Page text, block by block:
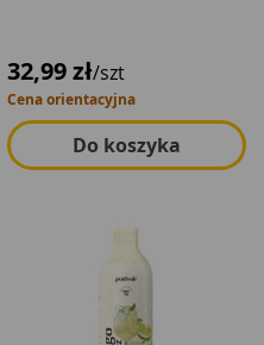
32,99 zł/szt
Cena orientacyjna
Do koszyka